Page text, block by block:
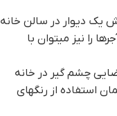
یک دیوار در سالن خانه
را نیز میتوان با
چشم گیر در خانه
استفاده از رنگهای